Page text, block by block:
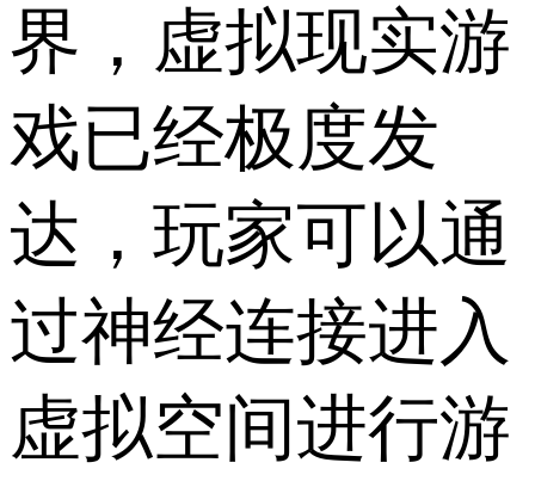
界，虚拟现实游
戏已经极度发
达，玩家可以通
过神经连接进入
虚拟空间进行游